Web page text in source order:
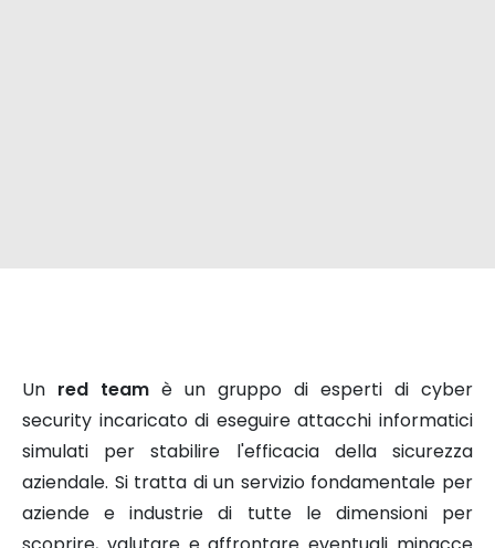
Un red team è un gruppo di esperti di cyber
security incaricato di eseguire attacchi informatici
simulati per stabilire l'efficacia della sicurezza
aziendale. Si tratta di un servizio fondamentale per
aziende e industrie di tutte le dimensioni per